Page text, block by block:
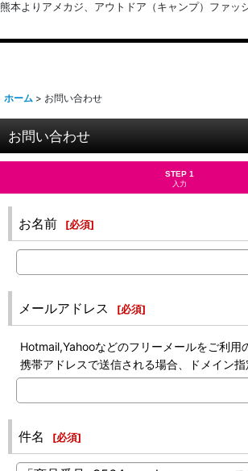
熊本よりアメカジ、アウトドア（キャンプ）ファ
ホーム > お問い合わせ
お問い合わせ
STEP 1
入力
お名前 [必須]
メールアドレス [必須]
Hotmail,Yahooなどのフリーメールをご利用
携帯アドレスで送信される場合、ドメイン
件名 [必須]